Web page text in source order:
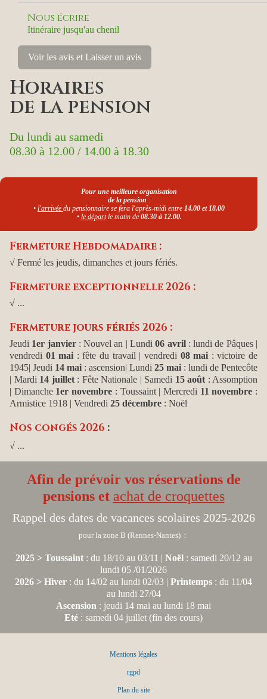
Nous écrire
Itinéraire jusqu'au chenil
Voir les avis et Laisser un avis
Horaires
de la pension
Du lundi au samedi
08.30 à 12.00 / 14.00 à 18.30
Pour une meilleure organisation
de la pension :
• l'arrivée du pensionnaire se fera l'après-midi entre 14.00 et 18.00
• le départle matin de 08.30 à 12.00.
Fermeture Hebdomadaire :
√ Fermé les jeudis, dimanches et jours fériés.
Fermeture exceptionnelle 2026 :
√ ...
Fermeture jours fériés 2026 :
Jeudi 1er janvier: Nouvel an | Lundi06 avril: lundi de Pâques |
vendredi 01 mai : fête du travail | vendredi 08 mai : victoire de
1945| Jeudi 14 mai : ascension| Lundi 25 mai : lundi de Pentecôte
| Mardi 14 juillet : Fête Nationale | Samedi 15 août : Assomption
| Dimanche 1er novembre : Toussaint | Mercredi 11 novembre :
Armistice 1918 | Vendredi 25 décembre : Noël
Nos congés 2026 :
√ ...
Afin de prévoir vos réservations de
pensions et achat de croquettes
Rappel des dates de vacances scolaires 2025-2026
pour la zone B (Rennes-Nantes) :
2025 > Toussaint: du 18/10 au 03/11 | Noël: samedi 20/12 au
lundi 05 /01/2026
2026 > Hiver : du 14/02 au lundi 02/03 | Printemps : du 11/04
au lundi 27/04
Ascension : jeudi 14 mai au lundi 18 mai
Eté : samedi 04 juillet (fin des cours)
Mentions légales
rgpd
Plan du site